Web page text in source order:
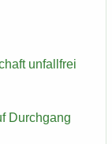
un­fall­frei
Durch­gang